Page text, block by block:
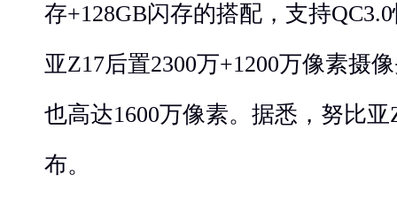
存+128GB闪存的搭配，支持
亚Z17后置2300万+1200万像素摄
也高达1600万像素。据悉，努比
布。